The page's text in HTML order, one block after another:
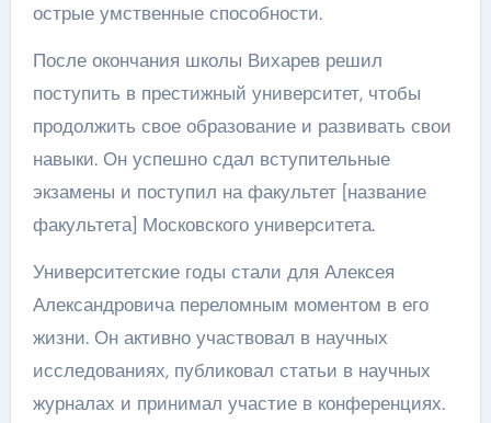
острые умственные способности.
После окончания школы Вихарев решил
поступить в престижный университет, чтобы
продолжить свое образование и развивать свои
навыки. Он успешно сдал вступительные
экзамены и поступил на факультет [название
факультета] Московского университета.
Университетские годы стали для Алексея
Александровича переломным моментом в его
жизни. Он активно участвовал в научных
исследованиях, публиковал статьи в научных
журналах и принимал участие в конференциях.